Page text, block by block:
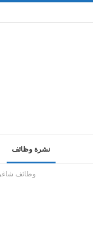
نشرة وظائف
وظائف